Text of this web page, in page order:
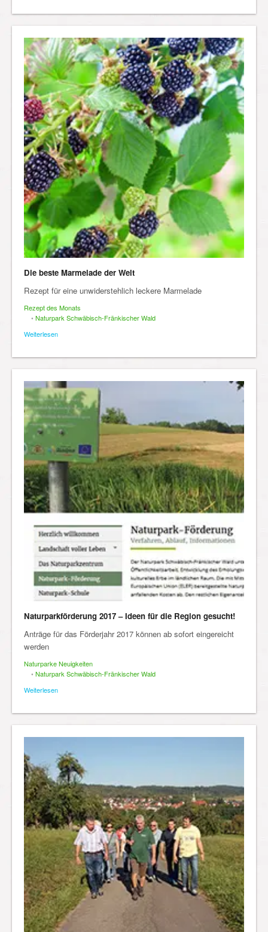
Die beste Marmelade der Welt
Rezept für eine unwiderstehlich leckere Marmelade
Rezept des Monats
• Naturpark Schwäbisch-Fränkischer Wald
Weiterlesen
Naturparkförderung 2017 – Ideen für die Region gesucht!
Anträge für das Förderjahr 2017 können ab sofort eingereicht
werden
Naturparke Neuigkeiten
• Naturpark Schwäbisch-Fränkischer Wald
Weiterlesen